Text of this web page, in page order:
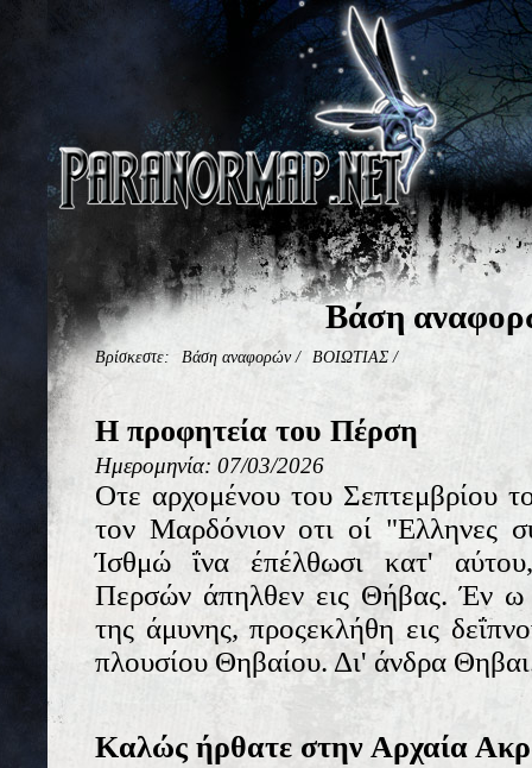
Βάση
Βρίσκεστε: Βάση αναφορών/ ΒΟΙΩΤΙΑΣ /
Η προφητεία του Πέρση
Ημερομηνία: 07/03/2026
Οτε αρχομένου του Σεπτεμβρίου
τον Μαρδόνιον οτι οί "Ελληνες
Ίσθμώ ΐνα έπέλθωσι κατ'
Περσών άπηλθεν εις Θήβας. Έν ω
της άμυνης, προςεκλήθη εις
πλουσίου Θηβαίου. Δι' άνδρα
Καλώς ήρθατε στην Αρχαία